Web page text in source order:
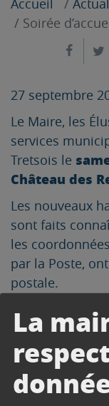
La
Soirée
27 septembre
Le Maire, les
services
Tretsois le
Château des
Les nouveaux
sont faits
les
par la Poste,
postale.
Si vous êtes
depuis
reçu ce
vouloir prendre
Protocole à